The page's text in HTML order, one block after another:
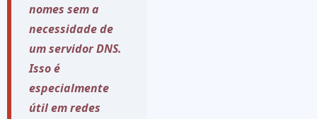
nomes sem a
necessidade de
um servidor DNS.
Isso é
especialmente
útil em redes